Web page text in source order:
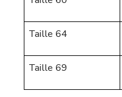
Taille 64
Taille 69